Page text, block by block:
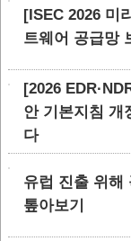
[ISEC 2026 미
트웨어 공급망
[2026
안 기본지침 개
다
유럽 진출 위해
톺아보기